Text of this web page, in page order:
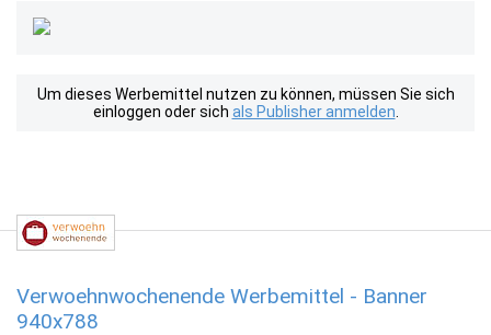
Um dieses Werbemittel nutzen zu können, müssen Sie sich
einloggen oder sich als Publisher anmelden
Verwoehnwochenende Werbemittel - Banner
940x788